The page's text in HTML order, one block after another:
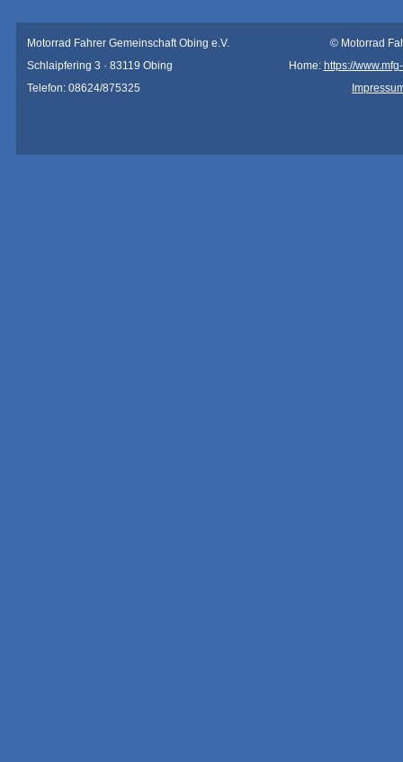
Motorrad Fahrer Gemeinschaft Obing e.V.
© Motorrad
Schlaipfering 3 · 83119 Obing
Home: https://
Telefon: 08624/875325